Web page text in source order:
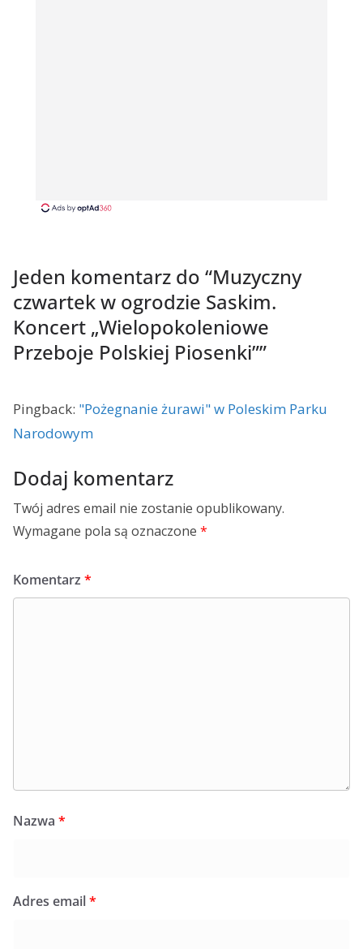
Jeden komentarz do “Muzyczny
czwartek w ogrodzie Saskim.
Koncert „Wielopokoleniowe
Przeboje Polskiej Piosenki””
Pingback: "Pożegnanie żurawi" w Poleskim Parku
Narodowym
Dodaj komentarz
Twój adres email nie zostanie opublikowany.
Wymagane pola są oznaczone *
Komentarz *
Nazwa *
Adres email*